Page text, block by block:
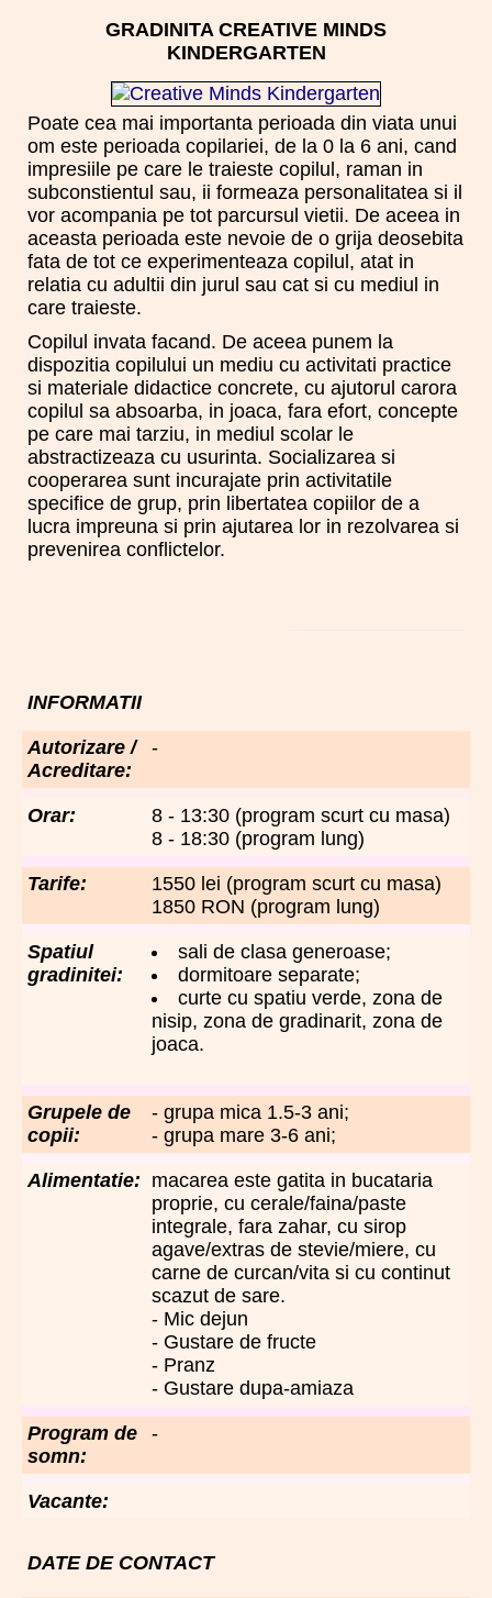
GRADINITA CREATIVE MINDS
KINDERGARTEN
Poate cea mai importanta perioada din viata unui
om este perioada copilariei, de la 0 la 6 ani, cand
impresiile pe care le traieste copilul, raman in
subconstientul sau, ii formeaza personalitatea si il
vor acompania pe tot parcursul vietii. De aceea in
aceasta perioada este nevoie de o grija deosebita
fata de tot ce experimenteaza copilul, atat in
relatia cu adultii din jurul sau cat si cu mediul in
care traieste.
Copilul invata facand. De aceea punem la
dispozitia copilului un mediu cu activitati practice
si materiale didactice concrete, cu ajutorul carora
copilul sa absoarba, in joaca, fara efort, concepte
pe care mai tarziu, in mediul scolar le
abstractizeaza cu usurinta. Socializarea si
cooperarea sunt incurajate prin activitatile
specifice de grup, prin libertatea copiilor de a
lucra impreuna si prin ajutarea lor in rezolvarea si
prevenirea conflictelor.
INFORMATII
Autorizare /
Acreditare:
-
Orar:
8 - 13:30 (program scurt cu masa)
8 - 18:30 (program lung)
Tarife:
1550 lei (program scurt cu masa)
1850 RON (program lung)
Spatiul
gradinitei:
sali de clasa generoase;
dormitoare separate;
curte cu spatiu verde, zona de
nisip, zona de gradinarit, zona de
joaca.
Grupele de
copii:
- grupa mica 1.5-3 ani;
- grupa mare 3-6 ani;
Alimentatie: macarea este gatita in bucataria
proprie, cu cerale/faina/paste
integrale, fara zahar, cu sirop
agave/extras de stevie/miere, cu
carne de curcan/vita si cu continut
scazut de sare.
- Mic dejun
- Gustare de fructe
- Pranz
- Gustare dupa-amiaza
Program de
somn:
-
Vacante:
DATE DE CONTACT